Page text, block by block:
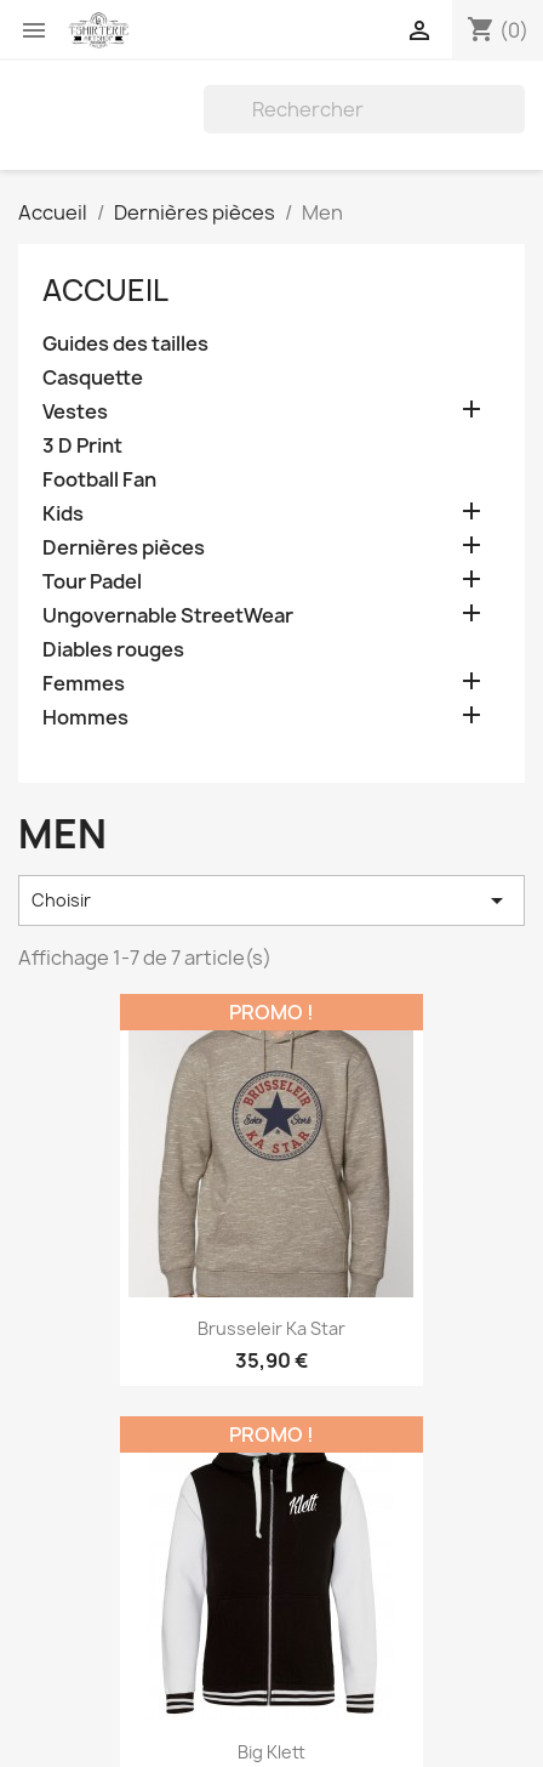
 shopping_cart (0)

Accueil Dernières pièces Men
ACCUEIL
Guides des tailles
Casquette
Vestes

3 D Print
Football Fan
Kids

Dernières pièces 
Tour Padel 
Ungovernable StreetWear 
Diables rouges
Femmes

Hommes 
MEN
Choisir 
Affichage 1-7 de 7 article(s)
Brusseleir Ka Star
35,90 €
PROMO !
Big Klett
PROMO !